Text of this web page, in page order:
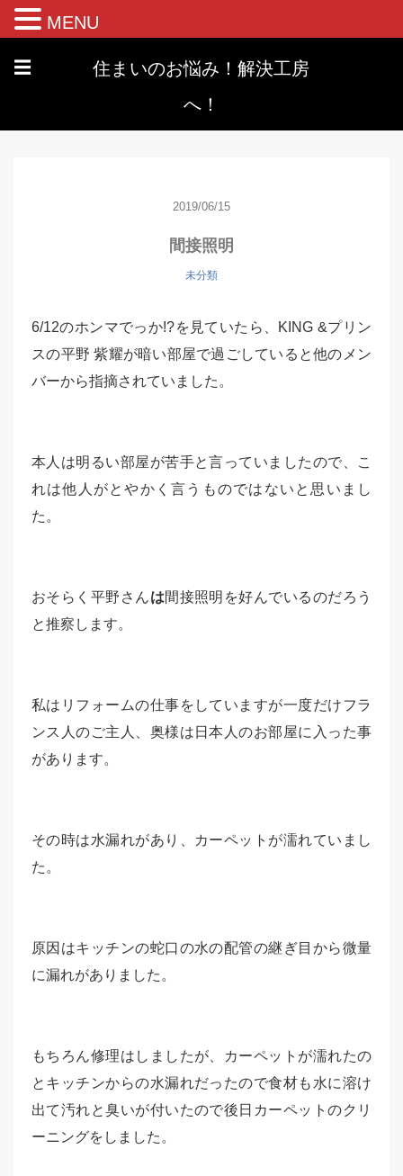
☰
住まいのお悩み！解決工房
へ！
2019/06/15
間接照明
未分類
6/12のホンマでっか!?を見ていたら、KING &プリン
スの平野 紫耀が暗い部屋で過ごしていると他のメン
バーから指摘されていました。
本人は明るい部屋が苦手と言っていましたので、こ
れは他人がとやかく言うものではないと思いまし
た。
おそらく平野さんは間接照明を好んでいるのだろう
と推察します。
私はリフォームの仕事をしていますが一度だけフラ
ンス人のご主人、奥様は日本人のお部屋に入った事
があります。
その時は水漏れがあり、カーペットが濡れていまし
た。
原因はキッチンの蛇口の水の配管の継ぎ目から微量
に漏れがありました。
もちろん修理はしましたが、カーペットが濡れたの
とキッチンからの水漏れだったので食材も水に溶け
出て汚れと臭いが付いたので後日カーペットのクリ
ーニングをしました。
MENU